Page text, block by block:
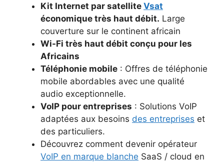
Kit Internet par satellite Vsat
économique très haut débit. Large
couverture sur le continent africain
Wi-Fi très haut débit conçu pour les
Africains
Téléphonie mobile : Offres de téléphonie
mobile abordables avec une qualité
audio exceptionnelle.
VoIP pour entreprises : Solutions VoIP
adaptées aux besoins des entreprises et
des particuliers.
Découvrez comment devenir opérateur
VoIP en marque blanche SaaS / cloud en